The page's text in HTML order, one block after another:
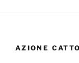
AZIONE